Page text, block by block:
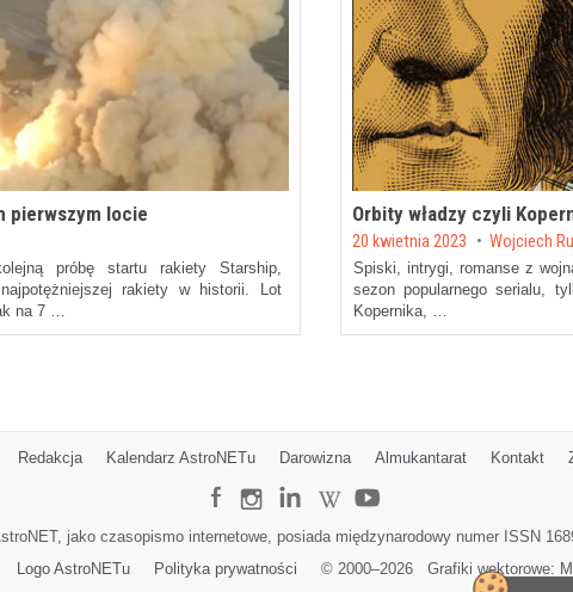
pierwszym locie
próbę startu rakiety Starship,
rakiety w historii. Lot
na 7 …
Orbity władzy czyli
Posted on
20 kwietnia 2023 byWojciech
Spiski, intrygi, romanse z
sezon popularnego serialu,
Kopernika, …
Redakcja Kalendarz AstroNETu Darowizna Almukantarat Kontakt
jako czasopismo internetowe, posiada międzynarodowy numer ISSN
Logo AstroNETu
Polityka prywatności © 2000–2026 Grafiki wektorowe: